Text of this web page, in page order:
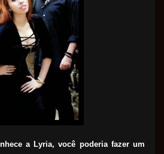
a Lyria, você poderia fazer um